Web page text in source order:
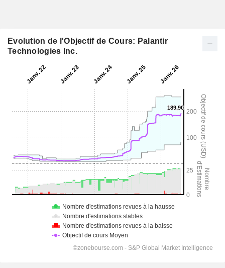
Evolution de l'Objectif de Cours: Palantir
Technologies Inc.